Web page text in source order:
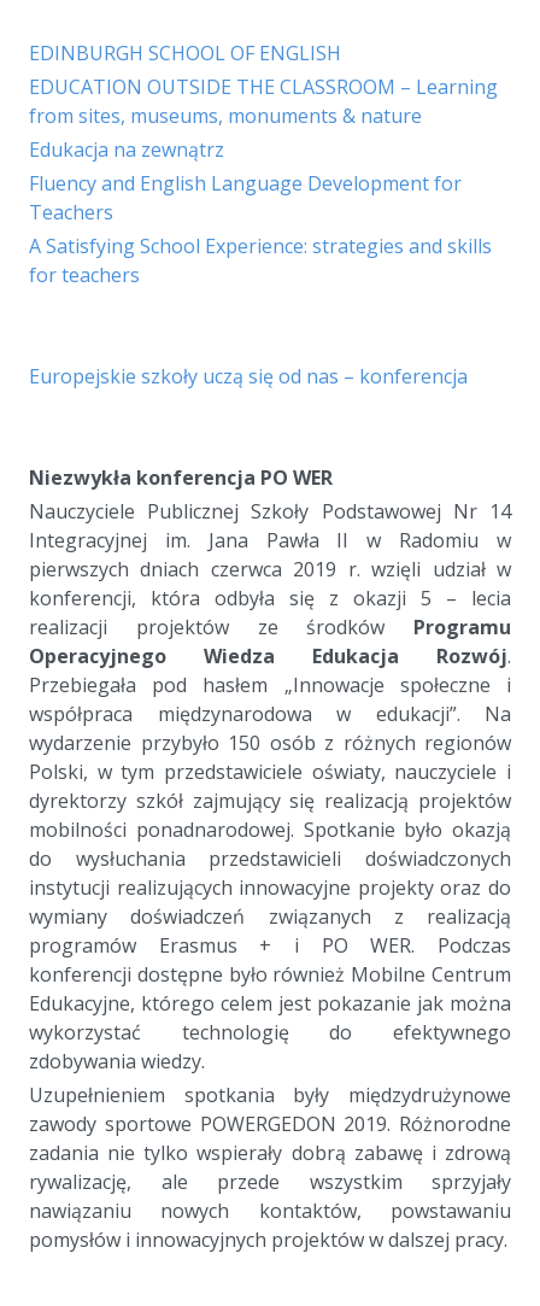
EDINBURGH SCHOOL OF ENGLISH
EDUCATION OUTSIDE THE CLASSROOM – Learning
from sites, museums, monuments & nature
Edukacja na zewnątrz
Fluency and English Language Development for
Teachers
A Satisfying School Experience: strategies and skills
for teachers
Europejskie szkoły uczą się od nas – konferencja
Niezwykła konferencja PO WER
Nauczyciele Publicznej Szkoły Podstawowej Nr 14
Integracyjnej im. Jana Pawła II w Radomiu w
pierwszych dniach czerwca 2019 r. wzięli udział w
konferencji, która odbyła się z okazji 5 – lecia
realizacji projektów ze środków Programu
Operacyjnego Wiedza Edukacja Rozwój.
Przebiegała pod hasłem „Innowacje społeczne i
współpraca międzynarodowa w edukacji”. Na
wydarzenie przybyło 150 osób z różnych regionów
Polski, w tym przedstawiciele oświaty, nauczyciele i
dyrektorzy szkół zajmujący się realizacją projektów
mobilności ponadnarodowej. Spotkanie było okazją
do wysłuchania przedstawicieli doświadczonych
instytucji realizujących innowacyjne projekty oraz do
wymiany doświadczeń związanych z realizacją
programów Erasmus + i PO WER. Podczas
konferencji dostępne było również Mobilne Centrum
Edukacyjne, którego celem jest pokazanie jak można
wykorzystać technologię do efektywnego
zdobywania wiedzy.
Uzupełnieniem spotkania były międzydrużynowe
zawody sportowe POWERGEDON 2019. Różnorodne
zadania nie tylko wspierały dobrą zabawę i zdrową
rywalizację, ale przede wszystkim sprzyjały
nawiązaniu nowych kontaktów, powstawaniu
pomysłów i innowacyjnych projektów w dalszej pracy.